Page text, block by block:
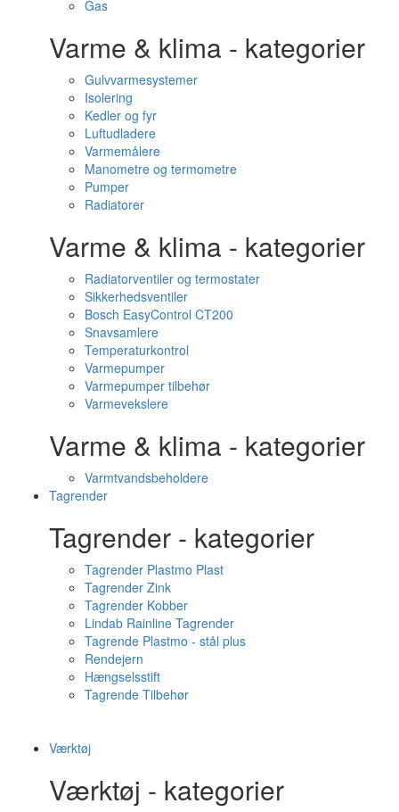
Gas
Varme & klima - kategorier
Gulvvarmesystemer
Isolering
Kedler og fyr
Luftudladere
Varmemålere
Manometre og termometre
Pumper
Radiatorer
Varme & klima - kategorier
Radiatorventiler og termostater
Sikkerhedsventiler
Bosch EasyControl CT200
Snavsamlere
Temperaturkontrol
Varmepumper
Varmepumper tilbehør
Varmevekslere
Varme & klima - kategorier
Varmtvandsbeholdere
Tagrender
Tagrender - kategorier
Tagrender Plastmo Plast
Tagrender Zink
Tagrender Kobber
Lindab Rainline Tagrender
Tagrende Plastmo - stål plus
Rendejern
Hængselsstift
Tagrende Tilbehør
Værktøj
Værktøj - kategorier